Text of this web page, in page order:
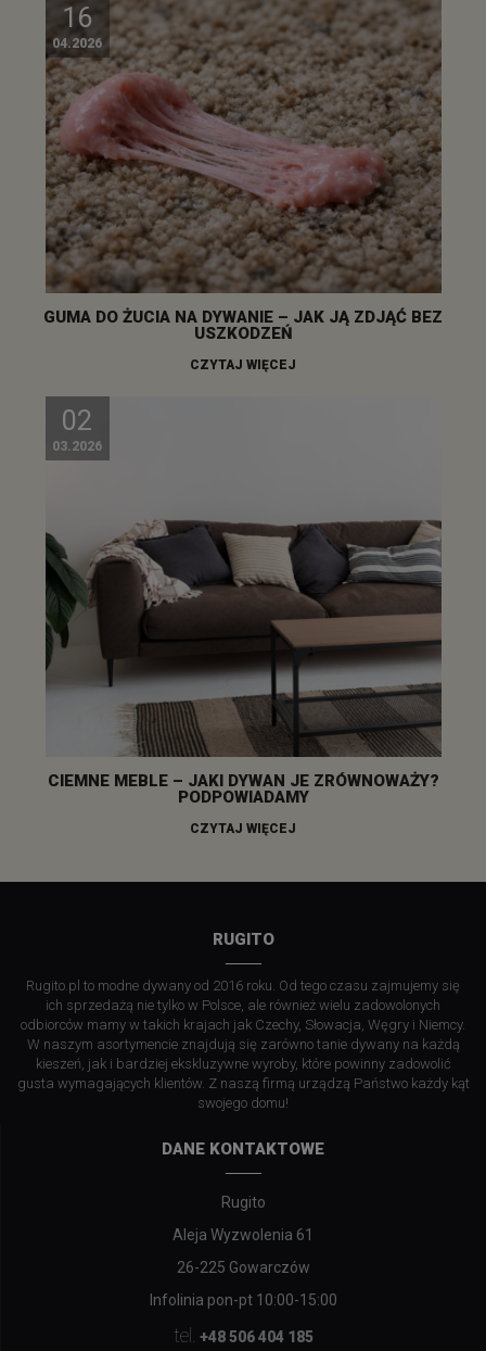
16
04.2026
GUMA DO ŻUCIA NA DYWANIE – JAK JĄ ZDJĄĆ BEZ
USZKODZEŃ
CZYTAJ WIĘCEJ
02
03.2026
CIEMNE MEBLE – JAKI DYWAN JE ZRÓWNOWAŻY?
PODPOWIADAMY
CZYTAJ WIĘCEJ
RUGITO
Rugito.pl to modne dywany od 2016 roku. Od tego czasu zajmujemy się
ich sprzedażą nie tylko w Polsce, ale również wielu zadowolonych
odbiorców mamy w takich krajach jak Czechy, Słowacja, Węgry i Niemcy.
W naszym asortymencie znajdują się zarówno tanie dywany na każdą
kieszeń, jak i bardziej ekskluzywne wyroby, które powinny zadowolić
gusta wymagających klientów. Z naszą firmą urządzą Państwo każdy kąt
swojego domu!
DANE KONTAKTOWE
Rugito
Aleja Wyzwolenia 61
26-225 Gowarczów
Infolinia pon-pt 10:00-15:00
tel. +48 506 404 185